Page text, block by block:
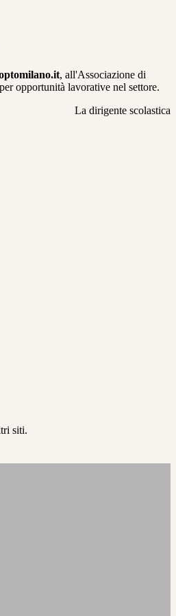
, all'Associazione di
opportunità lavorative nel settore.
La dirigente scolastica
siti.